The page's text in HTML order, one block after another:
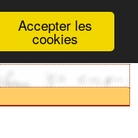
Accepter les
cookies